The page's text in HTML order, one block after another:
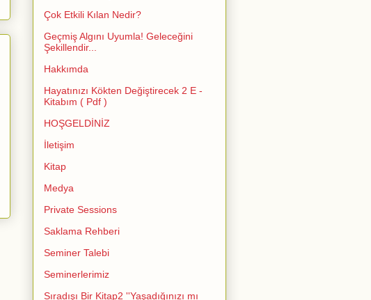
Çok Etkili Kılan Nedir?
Geçmiş Algını Uyumla! Geleceğini
Şekillendir...
Hakkımda
Hayatınızı Kökten Değiştirecek 2 E -
Kitabım ( Pdf )
HOŞGELDİNİZ
İletişim
Kitap
Medya
Private Sessions
Saklama Rehberi
Seminer Talebi
Seminerlerimiz
Sıradışı Bir Kitap2 ''Yaşadığınızı mı